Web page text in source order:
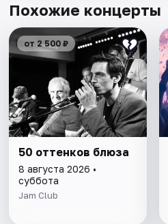
Похожие концерты
от 2 500 ₽
50 оттенков блюза
8 августа 2026 •
суббота
Jam Club